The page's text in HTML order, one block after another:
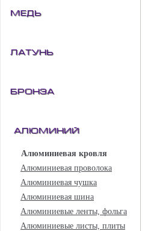
Медь
Латунь
Бронза
Алюминий
Алюминиевая кровля
Алюминиевая проволока
Алюминиевая чушка
Алюминиевая шина
Алюминиевые ленты, фольга
Алюминиевые листы, плиты